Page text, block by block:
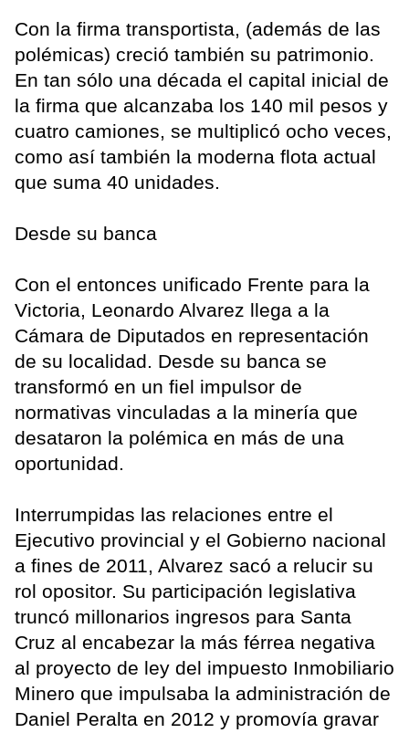
Con la firma transportista, (además de las
polémicas) creció también su patrimonio.
En tan sólo una década el capital inicial de
la firma que alcanzaba los 140 mil pesos y
cuatro camiones, se multiplicó ocho veces,
como así también la moderna flota actual
que suma 40 unidades.
Desde su banca
Con el entonces unificado Frente para la
Victoria, Leonardo Alvarez llega a la
Cámara de Diputados en representación
de su localidad. Desde su banca se
transformó en un fiel impulsor de
normativas vinculadas a la minería que
desataron la polémica en más de una
oportunidad.
Interrumpidas las relaciones entre el
Ejecutivo provincial y el Gobierno nacional
a fines de 2011, Alvarez sacó a relucir su
rol opositor. Su participación legislativa
truncó millonarios ingresos para Santa
Cruz al encabezar la más férrea negativa
al proyecto de ley del impuesto Inmobiliario
Minero que impulsaba la administración de
Daniel Peralta en 2012 y promovía gravar